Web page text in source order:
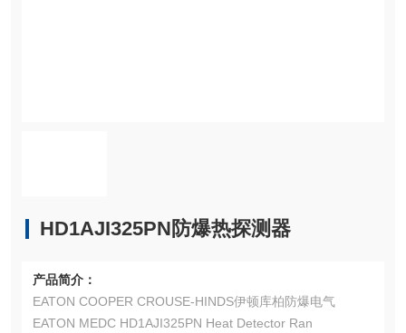
HD1AJI325PN防爆热探测器
产品简介：
EATON COOPER CROUSE-HINDS伊顿库柏防爆电气
EATON MEDC HD1AJI325PN Heat Detector Ran